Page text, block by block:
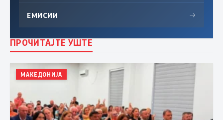
ЕМИСИИ →
ПРОЧИТАЈТЕ УШТЕ
МАКЕДОНИЈА